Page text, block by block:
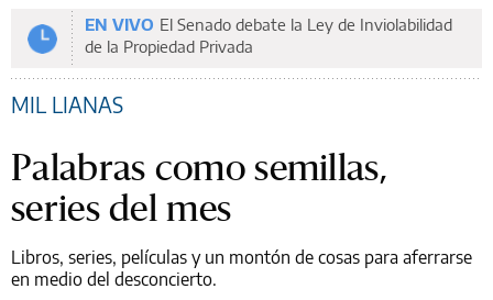
EN VIVO El Senado debate la Ley de Inviolabilidad
de la Propiedad Privada
MIL LIANAS
Palabras como semillas,
series del mes
Libros, series, películas y un montón de cosas para aferrarse
en medio del desconcierto.